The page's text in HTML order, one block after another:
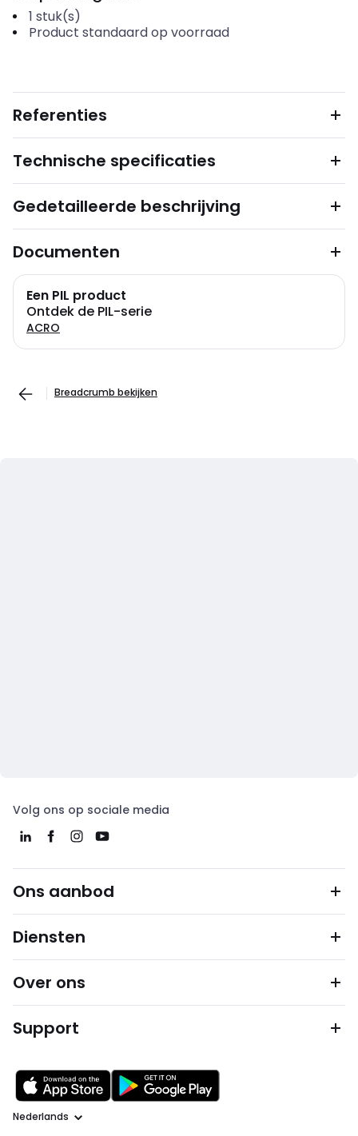
1 stuk(s)
Product standaard op voorraad
Referenties
Technische specificaties
Gedetailleerde beschrijving
Documenten
Een PIL product
Ontdek de PIL-serie
ACRO
Breadcrumb bekijken
Volg ons op sociale media
Ons aanbod
Diensten
Over ons
Support
Taal